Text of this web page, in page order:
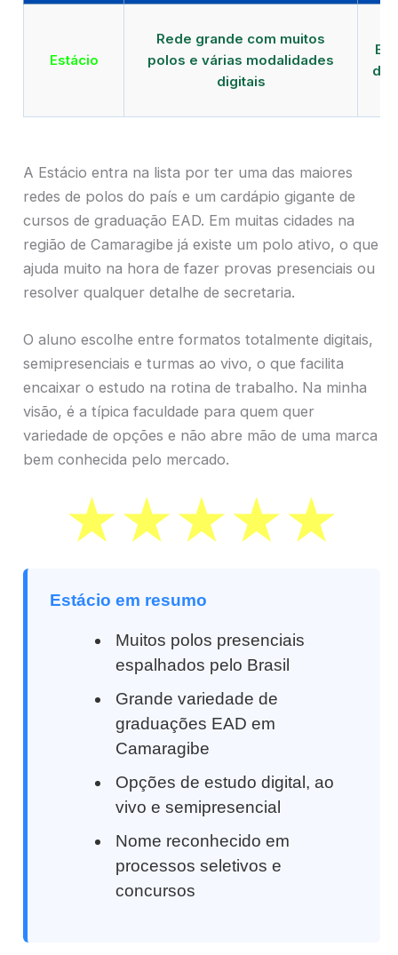
Estácio
Rede grande com muitos
polos e várias modalidades
digitais
de
A Estácio entra na lista por ter uma das maiores
redes de polos do país e um cardápio gigante de
cursos de graduação EAD. Em muitas cidades na
região de Camaragibe já existe um polo ativo, o que
ajuda muito na hora de fazer provas presenciais ou
resolver qualquer detalhe de secretaria.
O aluno escolhe entre formatos totalmente digitais,
semipresenciais e turmas ao vivo, o que facilita
encaixar o estudo na rotina de trabalho. Na minha
visão, é a típica faculdade para quem quer
variedade de opções e não abre mão de uma marca
bem conhecida pelo mercado.
Estácio em resumo
Muitos polos presenciais
espalhados pelo Brasil
Grande variedade de
graduações EAD em
Camaragibe
Opções de estudo digital, ao
vivo e semipresencial
Nome reconhecido em
processos seletivos e
concursos